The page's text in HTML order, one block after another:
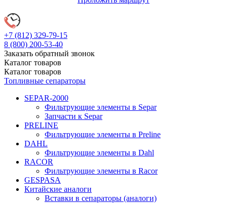
+7 (812) 329-79-15
8 (800) 200-53-40
Заказать обратный звонок
Каталог товаров
Каталог товаров
Топливные сепараторы
SEPAR-2000
Фильтрующие элементы в Separ
Запчасти к Separ
PRELINE
Фильтрующие элементы в Preline
DAHL
Фильтрующие элементы в Dahl
RACOR
Фильтрующие элементы в Racor
GESPASA
Китайские аналоги
Вставки в сепараторы (аналоги)